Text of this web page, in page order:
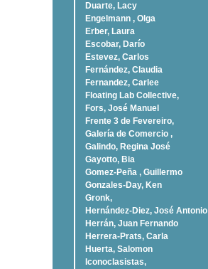
Duarte, Lacy
Engelmann , Olga
Erber, Laura
Escobar, Darío
Estevez, Carlos
Fernández, Claudia
Fernandez, Carlee
Floating Lab Collective,
Fors, José Manuel
Frente 3 de Fevereiro,
Galería de Comercio ,
Galindo, Regina José
Gayotto, Bia
Gomez-Peña , Guillermo
Gonzales-Day, Ken
Gronk,
Hernández-Diez, José Antonio
Herrán, Juan Fernando
Herrera-Prats, Carla
Huerta, Salomon
Iconoclasistas,